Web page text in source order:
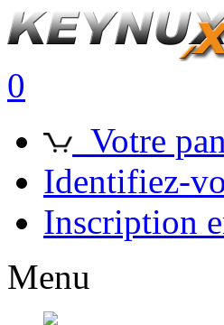
0
Votre
Identifiez-
Inscription
Menu